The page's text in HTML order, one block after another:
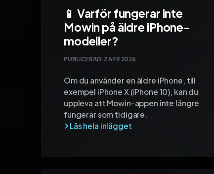
📱 Varför fungerar inte
Mowin på äldre iPhone-
modeller?
PUBLICERAD: 2 APR 2026
Om du använder en äldre iPhone, till
exempel iPhone X (iPhone 10), kan du
uppleva att Mowin-appen inte längre
fungerar som tidigare.